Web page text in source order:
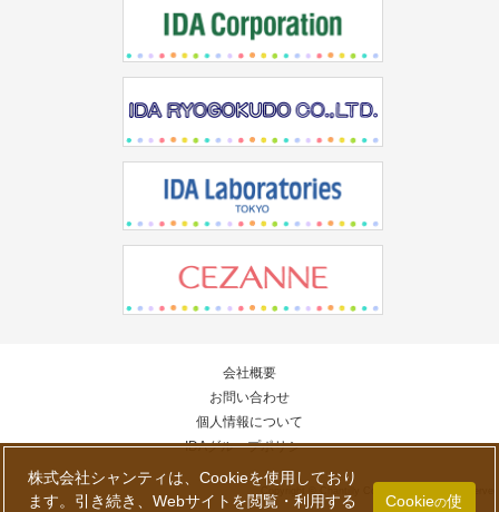
株式会社シャンティは、Cookieを使用しており
ます。引き続き、Webサイトを閲覧・利用する
Cookieの使
会社概要
お問い合わせ
個人情報について
IDAグループポリシー